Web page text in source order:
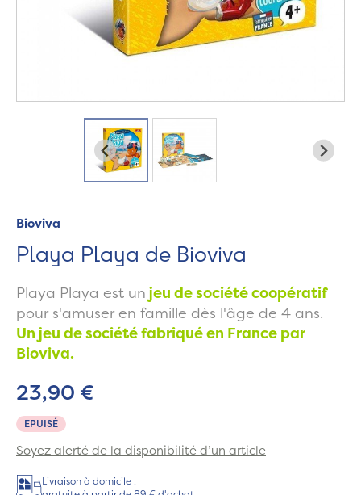
Bioviva
Playa Playa de Bioviva
Playa Playa est un jeu de société coopératif
pour s'amuser en famille dès l'âge de 4 ans.
Un jeu de société fabriqué en France par
Bioviva.
EPUISÉ
23,90 €
Soyez alerté de la disponibilité d’un article
Livraison à domicile :